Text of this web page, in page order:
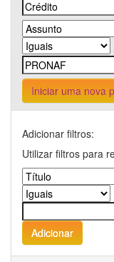
Iniciar uma nova
Adicionar filtros:
Utilizar filtros para